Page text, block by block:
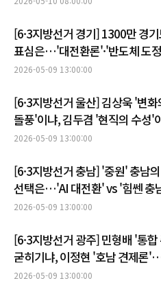
[6·3지방선거 경기] 1300만 경
표심은…'대전환론'·'반도체 도
정면승부
2026-05-09 13:00:00
[6·3지방선거 울산] 김상욱 '변화
돌풍'이냐, 김두겸 '현직의 수성'
2026-05-09 13:00:00
[6·3지방선거 충남] '중원' 충남의
선택은…'AI 대전환' vs '힘쎈 충
2026-05-09 13:00:00
[6·3지방선거 광주] 민형배 '통
굳히기냐, 이정현 '호남 견제론'
반격이냐
2026-05-09 13:00:00